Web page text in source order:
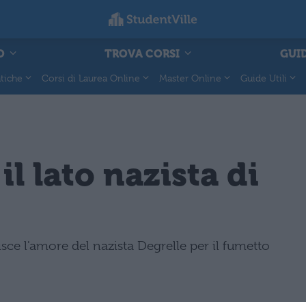
TROVA CORSI
Corsi di Laurea Online Master Online Guide Utili
lato nazista di
l'amore del nazista Degrelle per il fumetto